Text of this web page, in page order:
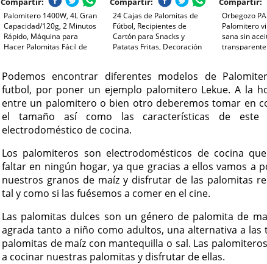
Palomitero 1400W, 4L Gran
Capacidad/120g, 2 Minutos
Rápido, Máquina para
Hacer Palomitas Fácil de
de Cine, Navidad,
Aniversario para Niños
24 Cajas de Palomitas de
Fútbol, Recipientes de
Cartón para Snacks y
Patatas Fritas, Decoración
Color Verde
Orbegozo
Palomitero
sana sin
W
Podemos encontrar diferentes modelos de
futbol, por poner un ejemplo palomitero Lekue. A la
entre un palomitero o bien otro deberemos tomar en
el tamaño así como las características de este
electrodoméstico de cocina.
Los palomiteros son electrodomésticos de cocina
faltar en ningún hogar, ya que gracias a ellos vamos a
nuestros granos de maíz y disfrutar de las palomitas
tal y como si las fuésemos a comer en el cine.
Las palomitas dulces son un género de palomita de
agrada tanto a niño como adultos, una alternativa a las
palomitas de maíz con mantequilla o sal. Las
a cocinar nuestras palomitas y disfrutar de ellas.